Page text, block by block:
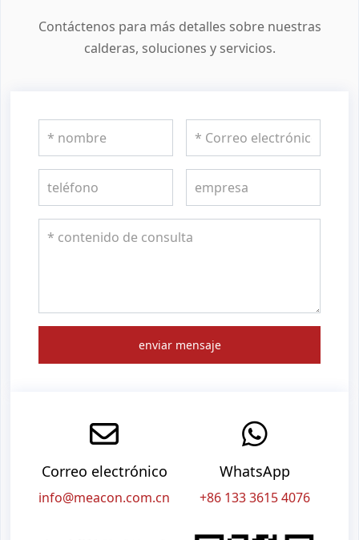
Contáctenos para más detalles sobre nuestras
calderas, soluciones y servicios.
enviar mensaje
Correo electrónico
info@meacon.com.cn
WhatsApp
+86 133 3615 4076